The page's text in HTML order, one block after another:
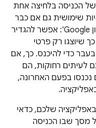
הכניסה בלחיצה אחת
שימושית גם אם כבר
יש לכם לחצן 'כניסה באמצעות חשבון Google': אפשר להגדיר
את ממשק המשתמש של One Tap כך שיוצגו רק פרטי
כדי להיכנס. כך, אם
לעיתים רחוקות, הם
נכנסו בפעם האחרונה,
שלכם, כדאי
שבו הכניסה